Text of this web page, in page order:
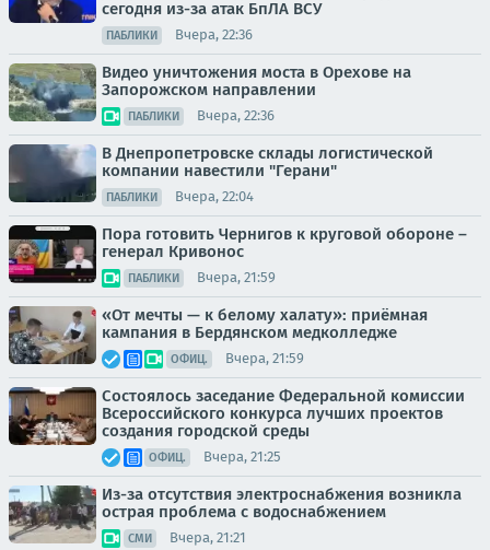
сегодня из-за атак БпЛА ВСУ
ПАБЛИКИ Вчера, 22:36
Видео уничтожения моста в Орехове на
Запорожском направлении
ПАБЛИКИ Вчера, 22:36
В Днепропетровске склады логистической
компании навестили "Герани"
ПАБЛИКИ Вчера, 22:04
Пора готовить Чернигов к круговой обороне –
генерал Кривонос
ПАБЛИКИ Вчера, 21:59
«От мечты — к белому халату»: приёмная
кампания в Бердянском медколледже
ОФИЦ. Вчера, 21:59
Состоялось заседание Федеральной комиссии
Всероссийского конкурса лучших проектов
создания городской среды
ОФИЦ. Вчера, 21:25
Из-за отсутствия электроснабжения возникла
острая проблема с водоснабжением
СМИ Вчера, 21:21